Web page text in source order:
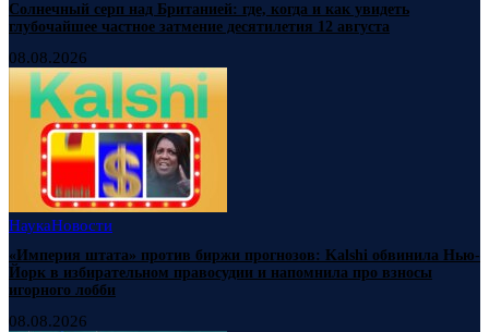
Солнечный серп над Британией: где, когда и как увидеть
глубочайшее частное затмение десятилетия 12 августа
08.08.2026
НаукаНовости
«Империя штата» против биржи прогнозов: Kalshi обвинила Нью-
Йорк в избирательном правосудии и напомнила про взносы
игорного лобби
08.08.2026